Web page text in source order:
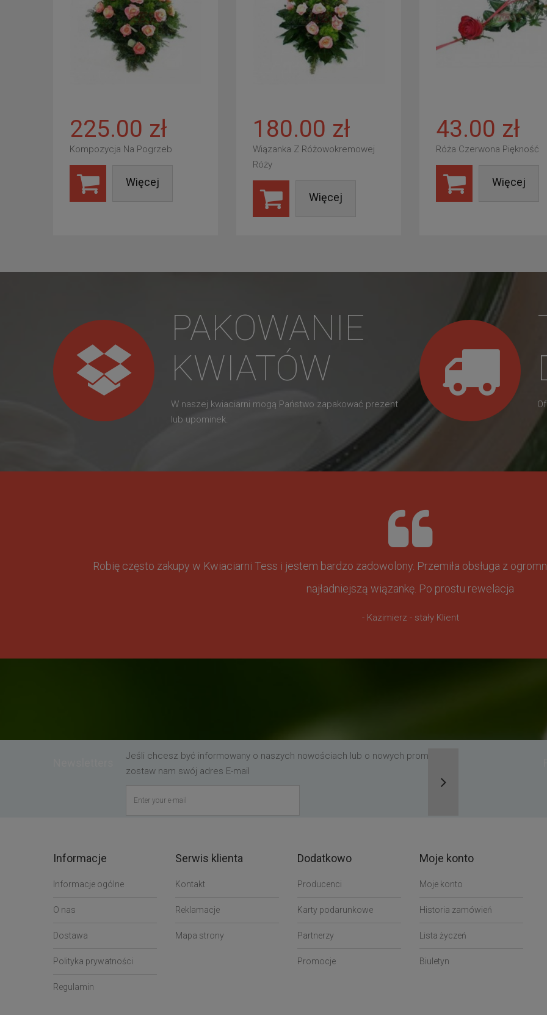
225.00 zł
Kompozycja Na Pogrzeb
Więcej
180.00 zł
Wiązanka Z Różowokremowej
Róży
Więcej
43.00 zł
Róża Czerwona Piękność
Więcej
PAKOWANIE
KWIATÓW
W naszej kwiaciarni mogą Państwo zapakować prezent
lub upominek.
Robię często zakupy w Kwiaciarni Tess i jestem bardzo zadowolony. Przemiła obsługa z
najładniejszą wiązankę. Po prostu rewelacja
- Kazimierz - stały Klient
Jeśli chcesz być informowany o naszych nowościach lub o nowych promocjach,
zostaw nam swój adres E-mail
Informacje
Informacje ogólne
O nas
Dostawa
Polityka prywatności
Regulamin
Serwis klienta
Kontakt
Reklamacje
Mapa strony
Dodatkowo
Producenci
Karty podarunkowe
Partnerzy
Promocje
Moje konto
Moje konto
Historia zamówień
Lista życzeń
Biuletyn